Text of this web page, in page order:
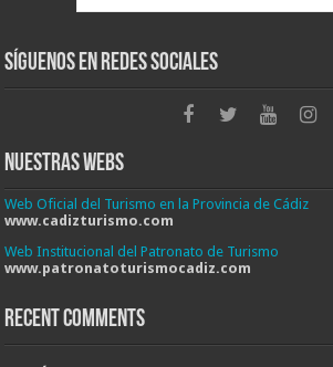
Síguenos en Redes Sociales
Nuestras Webs
Web Oficial del Turismo en la Provincia de Cádiz
www.cadizturismo.com
Web Institucional del Patronato de Turismo
www.patronatoturismocadiz.com
Recent Comments